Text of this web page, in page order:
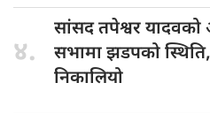
४.
सांसद तपेश्वरयादवको
सभामा झडपको स्थिति,
निकालियो